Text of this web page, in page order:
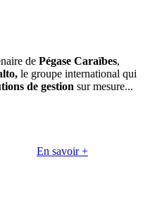
de Pégase Caraïbes,
le groupe international qui
de gestion sur mesure...
En savoir +